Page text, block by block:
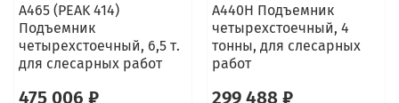
A465 (PEAK 414)
Подъемник
четырехстоечный, 6,5 т.
для слесарных работ
475 006 ₽
А440H Подъемник
четырехстоечный, 4
тонны, для слесарных
работ
299 488 ₽